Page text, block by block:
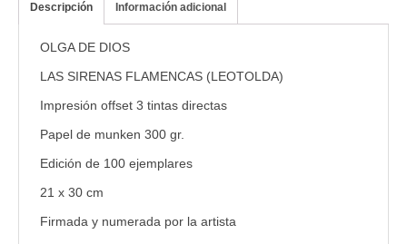
Descripción Información adicional
OLGA DE DIOS
LAS SIRENAS FLAMENCAS (LEOTOLDA)
Impresión offset 3 tintas directas
Papel de munken 300 gr.
Edición de 100 ejemplares
21 x 30 cm
Firmada y numerada por la artista